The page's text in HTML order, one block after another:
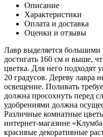
Описание
Характеристики
Оплата и доставка
Оценки и отзывы
Лавр выделяется
достигать 160 см и выше,
цветка. Для него подходят
20 градусов. Дереву лавра
освещение. Поливать
должна просохнуть перед
удобрениями должна
Различные комнатные
интернет-магазине
красивые декоративные